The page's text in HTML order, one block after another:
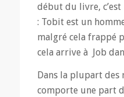
début du livre, c’est
: Tobit est un
malgré cela frappé
cela arrive à Job
Dans la plupart des
comporte une part